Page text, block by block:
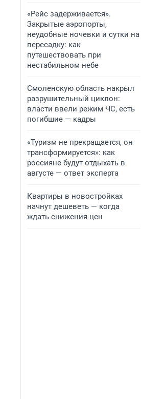
«Рейс задерживается».
Закрытые аэропорты,
неудобные ночевки и сутки на
пересадку: как
путешествовать при
нестабильном небе
Смоленскую область накрыл
разрушительный циклон:
власти ввели режим ЧС, есть
погибшие — кадры
«Туризм не прекращается, он
трансформируется»: как
россияне будут отдыхать в
августе — ответ эксперта
Квартиры в новостройках
начнут дешеветь — когда
ждать снижения цен